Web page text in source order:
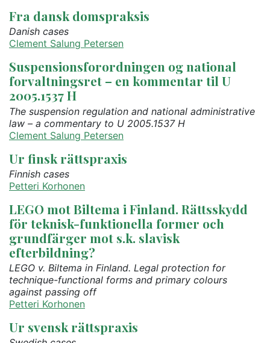
Fra dansk domspraksis
Danish cases
Clement Salung Petersen
Suspensionsforordningen og national
forvaltningsret – en kommentar til U
2005.1537 H
The suspension regulation and national administrative
law – a commentary to U 2005.1537 H
Clement Salung Petersen
Ur finsk rättspraxis
Finnish cases
Petteri Korhonen
LEGO mot Biltema i Finland. Rättsskydd
för teknisk-funktionella former och
grundfärger mot s.k. slavisk
efterbildning?
LEGO v. Biltema in Finland. Legal protection for
technique-functional forms and primary colours
against passing off
Petteri Korhonen
Ur svensk rättspraxis